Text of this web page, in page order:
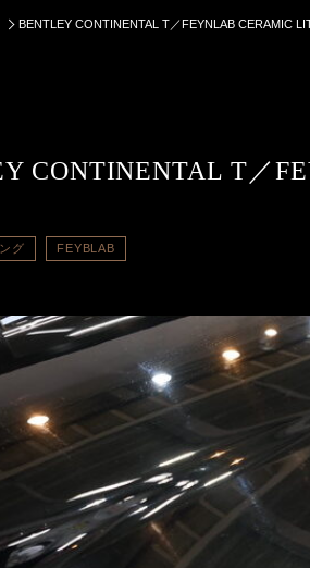
BENTLEY CONTINENTAL T／FEYNLAB CERAMIC
CONTINENTAL T／
グ FEYBLAB